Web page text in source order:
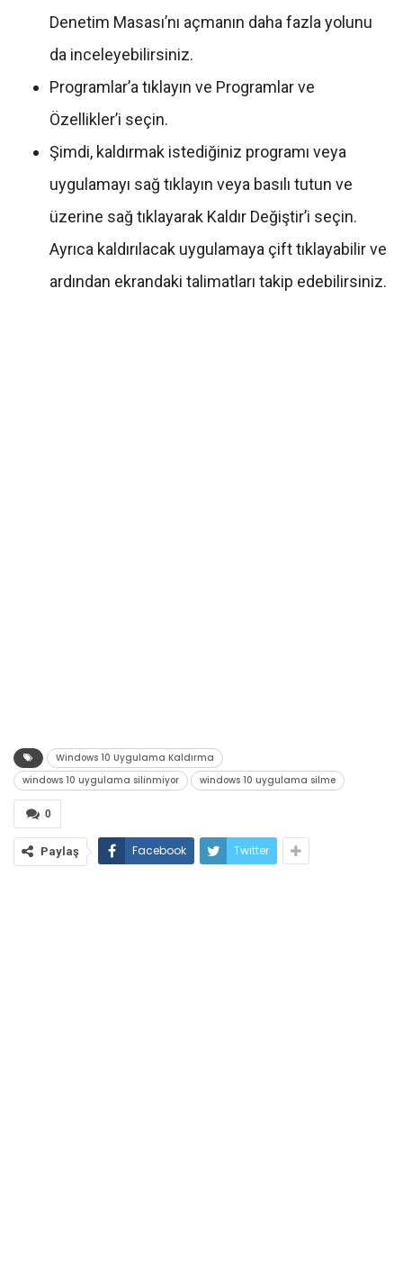
Denetim Masası’nı açmanın daha fazla yolunu
da inceleyebilirsiniz.
Programlar’a tıklayın ve Programlar ve
Özellikler’i seçin.
Şimdi, kaldırmak istediğiniz programı veya
uygulamayı sağ tıklayın veya basılı tutun ve
üzerine sağ tıklayarak Kaldır Değiştir’i seçin.
Ayrıca kaldırılacak uygulamaya çift tıklayabilir ve
ardından ekrandaki talimatları takip edebilirsiniz.
Windows 10 Uygulama Kaldırma
windows 10 uygulama silinmiyor
windows 10 uygulama silme
0
Paylaş Facebook Twitter